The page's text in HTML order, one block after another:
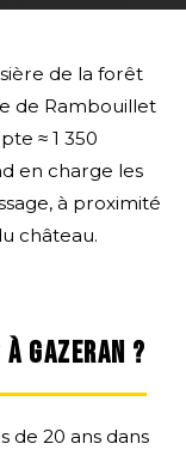
de la forêt
de Rambouillet
≈ 1 350
en charge les
à proximité
château.
GAZERAN ?
de 20 ans dans